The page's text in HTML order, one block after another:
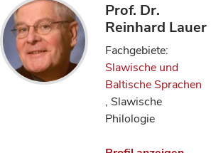
Prof. Dr.
Reinhard Lauer
Fachgebiete:
Slawische und
Baltische Sprachen
, Slawische
Philologie